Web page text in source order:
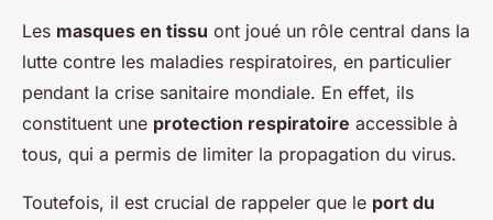
Les masques en tissu ont joué un rôle central dans la
lutte contre les maladies respiratoires, en particulier
pendant la crise sanitaire mondiale. En effet, ils
constituent une protection respiratoire accessible à
tous, qui a permis de limiter la propagation du virus.
Toutefois, il est crucial de rappeler que le port du